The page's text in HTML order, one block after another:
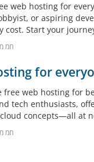
web hosting for
or aspiring
cost. Start your
28חמ
for
free web hosting for
tech enthusiasts,
concepts—all at
28חמ